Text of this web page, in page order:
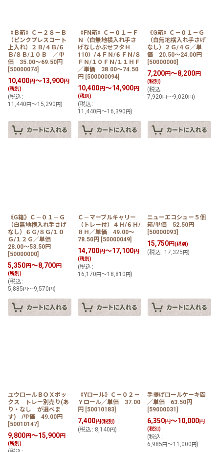
《Ｂ箱》Ｃ－２８－Ｂ
（ピンクプレスコート
上入れ）２Ｂ/４Ｂ/６
Ｂ/８Ｂ/１０Ｂ ／単
価 35.00〜69.50円
[50000074]
10,400円～13,900円
(税別)
(税込 :
11,440 円～15,290 円)
《FN箱》Ｃ－０１－Ｆ
Ｎ（白無地横入れ手さ
げなしかぶせフタＨ
110）/４ＦＮ/６ＦＮ/８
ＦＮ/１０ＦＮ/１１ＨＦ
／単価 38.00〜74.50
円 [500000094]
10,400円～14,900円
(税別)
(税込 :
11,440 円～16,390 円)
《G箱》Ｃ－０１－Ｇ
（白無地横入れ手さげ
なし）２Ｇ/４Ｇ／単
価 20.50〜24.00円
[50000000]
7,200円～8,200円
(税別)
(税込 :
7,920円～9,020円)
《G箱》Ｃ－０１－Ｇ
（白無地横入れ手さげ
なし）６Ｇ/８Ｇ/１０
Ｇ/１２Ｇ／単価
28.00〜53.50円
[50000000]
5,350円～8,700円
(税別)
(税込 :
5,885 円～9,570 円)
Ｃ－マーブルキャリー
（トレー付）４Ｈ/６Ｈ/
８Ｈ／単価 49.00〜
78.50円 [50000049]
14,700円～17,100円
(税別)
(税込 :
16,170 円～18,810 円)
ニューエコシュー５個
箱/単価 52.50円
[50000093]
15,750円(税別)
(税込 : 17,325円)
ユウロールＢＯＸボッ
クス トレー別売り(あ
り・なし が選べま
す) /単価 49.00円
[50010147]
9,800円～15,900円
(税別)
《Yロール》Ｃ－０２－
Ｙロール／単価 37.00
円 [50010183]
7,400円(税別)
(税込 : 8,140 円)
手提げロールケーキ函
／単価 63.50円
[59000031]
6,350円～10,000円
(税別)
(税込 :
6,985円～11,000円)